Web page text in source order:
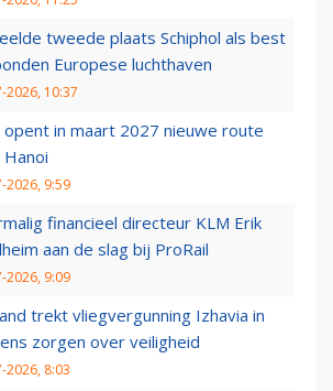
tweede plaats Schiphol als best
Europese luchthaven
2026, 10:37
opent in maart 2027 nieuwe route
Hanoi
2026, 9:59
financieel directeur KLM Erik
aan de slag bij ProRail
2026, 9:09
trekt vliegvergunning Izhavia in
zorgen over veiligheid
2026, 8:03